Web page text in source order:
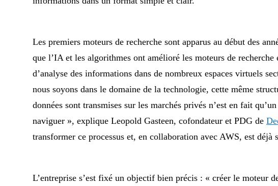
Les premiers moteurs de recherche sont apparus au début des
que l’IA et les algorithmes ont amélioré les moteurs de recherche
d’analyse des informations dans de nombreux espaces virtuels
nous soyons dans le domaine de la technologie, cette même
données sont transmises sur les marchés privés n’est en fait
naviguer », explique Leopold Gasteen, cofondateur et PDG de
transformer ce processus et, en collaboration avec AWS, est
L’entreprise s’est fixé un objectif bien précis : « créer le moteur